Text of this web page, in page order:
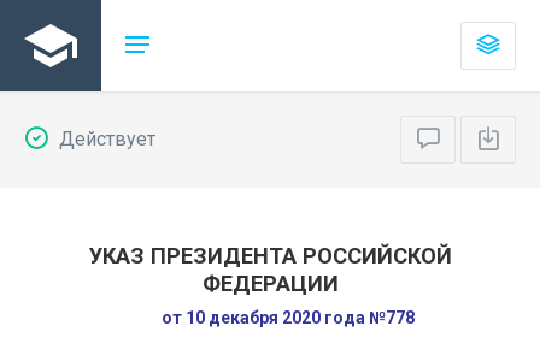
Действует
УКАЗ ПРЕЗИДЕНТА РОССИЙСКОЙ
ФЕДЕРАЦИИ
от 10 декабря 2020 года №778